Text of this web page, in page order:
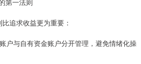
追求收益更为重要：
户与自有资金账户分开管理，避免情绪化操